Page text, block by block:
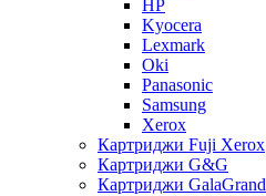
HP
Kyocera
Lexmark
Oki
Panasonic
Samsung
Xerox
Картриджи Fuji Xerox
Картриджи G&G
Картриджи GalaGrand